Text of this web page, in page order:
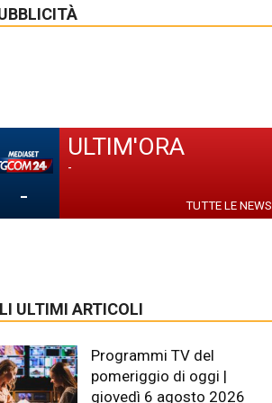
-
ULTIM'ORA
-
TUTTE LE NEWS
ULTIMI ARTICOLI
Programmi TV del
pomeriggio di oggi |
giovedì 6 agosto 2026